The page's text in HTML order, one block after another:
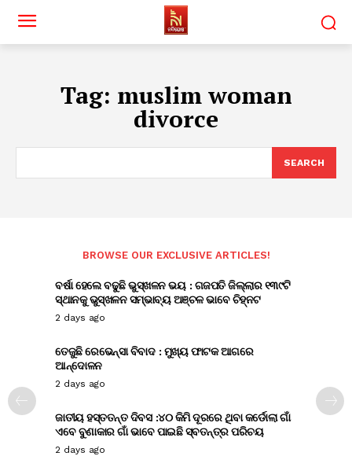
Tag: muslim woman
divorce
SEARCH
BROWSE OUR EXCLUSIVE ARTICLES!
ବର୍ଷା ହେଲେ ବଢୁଛି ଭୁସ୍ଖଳନ ଭୟ : ଗଜପତି ଜିଲ୍ଲାର ୧୩୯ଟି
ସ୍ଥାନକୁ ଭୁସ୍ଖଳନ ସମ୍ଭାବ୍ୟ ଅଞ୍ଚଳ ଭାବେ ଚିହ୍ନଟ
2 days ago
ତେଜୁଛି ରେଭେନ୍ସା ବିବାଦ : ମୁଖ୍ୟ ଫାଟକ ଆଗରେ
ଆନ୍ଦୋଳନ
2 days ago
ଜାତୀୟ ହସ୍ତତନ୍ତ ଦିବସ :୪୦ କିମି ଦୂରରେ ଥିବା କର୍ଡୋଲା ଗାଁ
ଏବେ ବୁଣାକାର ଗାଁ ଭାବେ ପାଇଛି ସ୍ବତନ୍ତ୍ର ପରିଚୟ
2 days ago